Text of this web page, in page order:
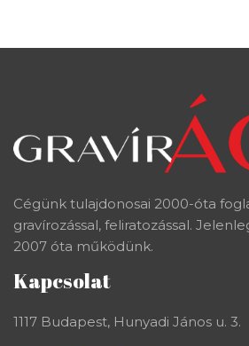
Cégünk tulajdonosai 2000-óta
gravírozással, feliratozással.
2007 óta működünk.
Kapcsolat
1117 Budapest, Hunyadi János u. 3.